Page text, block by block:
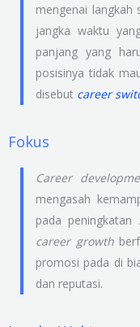
mengenai langkah
jangka waktu
panjang yang
posisinya tidak
disebut career
Fokus
Career
mengasah
pada peningkatan
career growth
promosi pada di
dan reputasi.